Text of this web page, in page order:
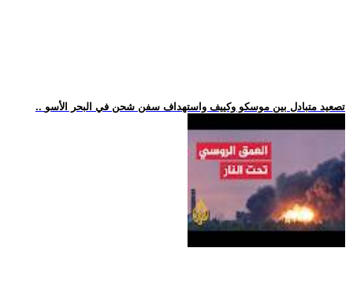
.. تصعيد متبادل بين موسكو وكييف واستهداف سفن شحن في البحر الأسو